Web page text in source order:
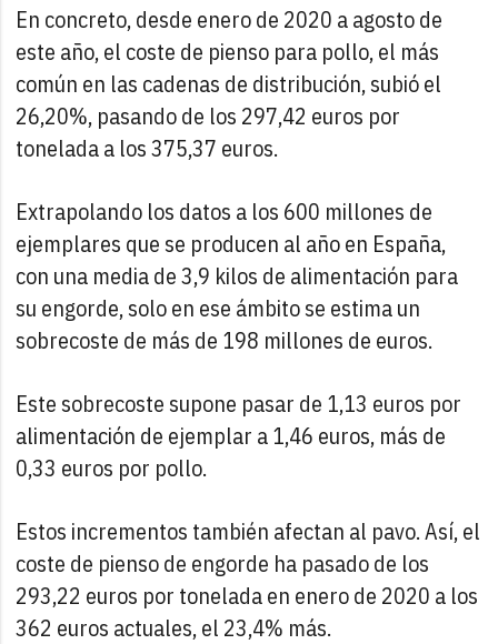
En concreto, desde enero de 2020 a agosto de
este año, el coste de pienso para pollo, el más
común en las cadenas de distribución, subió el
26,20%, pasando de los 297,42 euros por
tonelada a los 375,37 euros.
Extrapolando los datos a los 600 millones de
ejemplares que se producen al año en España,
con una media de 3,9 kilos de alimentación para
su engorde, solo en ese ámbito se estima un
sobrecoste de más de 198 millones de euros.
Este sobrecoste supone pasar de 1,13 euros por
alimentación de ejemplar a 1,46 euros, más de
0,33 euros por pollo.
Estos incrementos también afectan al pavo. Así, el
coste de pienso de engorde ha pasado de los
293,22 euros por tonelada en enero de 2020 a los
362 euros actuales, el 23,4% más.